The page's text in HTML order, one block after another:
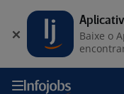
Baixe o